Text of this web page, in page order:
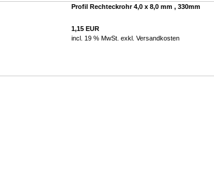
Profil Rechteckrohr 4,0 x 8,0 mm , 330mm
1,15 EUR
incl. 19 % MwSt. exkl. Versandkosten